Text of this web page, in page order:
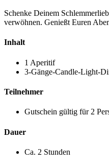
Schenke Deinem
verwöhnen. Genießt Euren
Inhalt
1 Aperitif
3-Gänge-Candle-Light-
Teilnehmer
Gutschein gültig für 2
Dauer
Ca. 2 Stunden